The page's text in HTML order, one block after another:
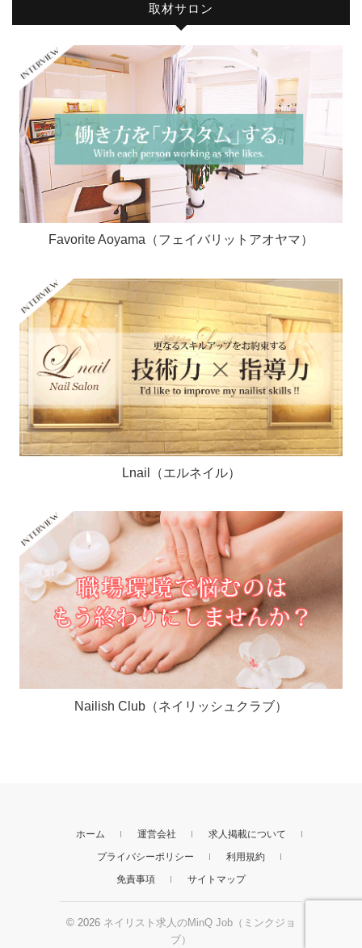
取材サロン
Favorite Aoyama（フェイバリットアオヤマ）
Lnail（エルネイル）
Nailish Club（ネイリッシュクラブ）
ホーム 運営会社
求人掲載について
プライバシーポリシー
利用規約
免責事項
サイトマップ
© 2026 ネイリスト求人のMinQ Job（ミンクジョ
ブ）